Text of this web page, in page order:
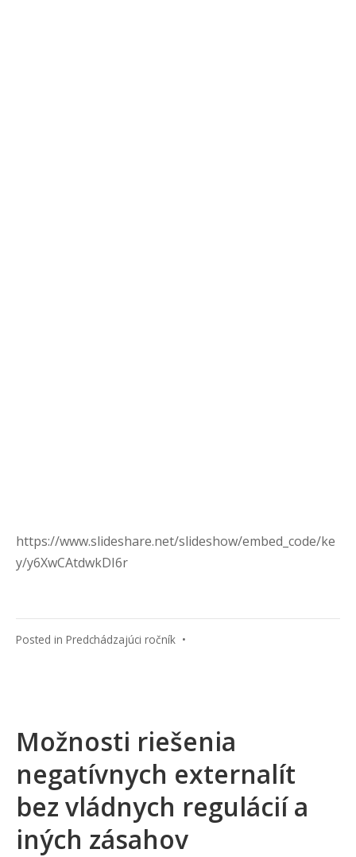
https://www.slideshare.net/slideshow/embed_code/ke
y/y6XwCAtdwkDI6r
Posted in Predchádzajúci ročník •
Možnosti riešenia
negatívnych externalít
bez vládnych regulácií a
iných zásahov